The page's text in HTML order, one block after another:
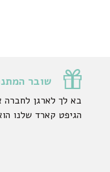
שובר
בא לך לארגן
הגיפט קארד שלנו